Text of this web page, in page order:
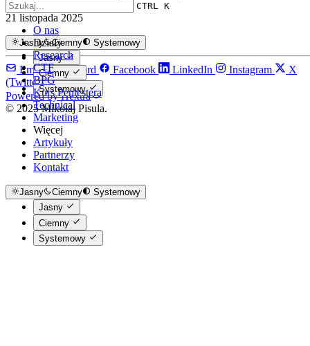
CTRL K
O nas
Działy
Research
CTF
BPG
Kurs Pentestera
Technical
Marketing
Więcej
Artykuły
Partnerzy
Kontakt
Jasny Ciemny
Systemowy
Jasny
Ciemny
Systemowy
21 listopada 2025
Jasny Ciemny
Systemowy
Jasny
Ciemny
Systemowy
Email Discord Facebook LinkedIn Instagram
X
(Twitter)
Powered by Hextra
© 2025 Mikołaj Pisula.